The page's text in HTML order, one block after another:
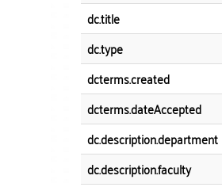
dc.title
dc.type
dcterms.created
dcterms.dateAccepted
dc.description.department
dc.description.faculty